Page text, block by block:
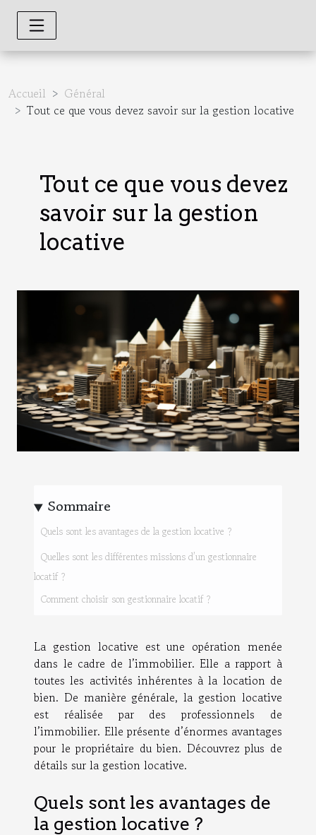
Accueil
Général
Tout ce que vous devez savoir sur la gestion locative
Tout ce que vous devez
savoir sur la gestion
locative
Sommaire
Quels sont les avantages de la gestion locative ?
Quelles sont les différentes missions d’un gestionnaire
locatif ?
Comment choisir son gestionnaire locatif ?
La gestion locative est une opération menée
dans le cadre de l’immobilier. Elle a rapport à
toutes les activités inhérentes à la location de
bien. De manière générale, la gestion locative
est réalisée par des professionnels de
l’immobilier. Elle présente d’énormes avantages
pour le propriétaire du bien. Découvrez plus de
détails sur la gestion locative.
Quels sont les avantages de
la gestion locative ?